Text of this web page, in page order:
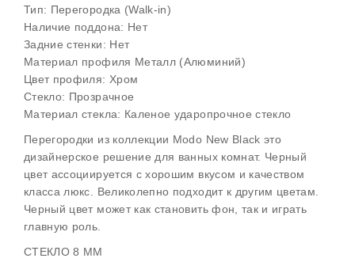
Тип: Перегородка (Walk-in)
Наличие поддона: Нет
Задние стенки: Нет
Материал профиля Металл (Алюминий)
Цвет профиля: Хром
Стекло: Прозрачное
Материал стекла: Каленое ударопрочное стекло
Перегородки из коллекции Modo New Black это
дизайнерское решение для ванных комнат. Черный
цвет ассоциируется с хорошим вкусом и качеством
класса люкс. Великолепно подходит к другим цветам.
Черный цвет может как становить фон, так и играть
главную роль.
СТЕКЛО 8 ММ